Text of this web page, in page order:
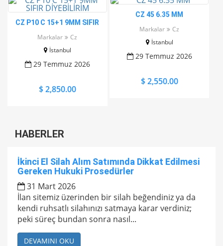
CZ P10 C 15+1 9MM SIFIR
Markalar
Cz
İstanbul
29 Temmuz 2026
$ 2,850.00
CZ 45 6.35 MM
Markalar
Cz
İstanbul
29 Temmuz 2026
$ 2,550.00
HABERLER
İkinci El Silah Alım Satımında Dikkat Edilmesi
Gereken Hukuki Prosedürler
31 Mart 2026
İlan sitemiz üzerinden bir silah beğendiniz ya da
kendi ruhsatlı silahınızı satmaya karar verdiniz;
peki süreç bundan sonra nasıl...
DEVAMINI OKU